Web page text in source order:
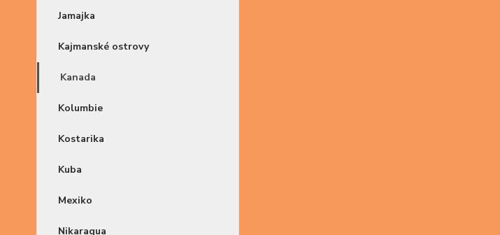
Jamajka
Kajmanské ostrovy
Kanada
Kolumbie
Kostarika
Kuba
Mexiko
Nikaragua